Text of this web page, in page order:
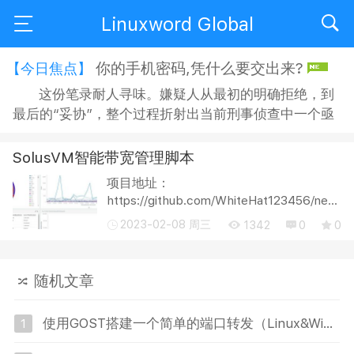
Linuxword Global
【今日焦点】 你的手机密码,凭什么要交出来?
这份笔录耐人寻味。嫌疑人从最初的明确拒绝，到
最后的“妥协”，整个过程折射出当前刑事侦查中一个亟
拒绝？拒绝之后，侦查人员又能采取何种方式“说服”？
在“思想教育”的名义下，嫌疑人的沉默权与隐私权究竟
获得了多大程度的保障？ 智能手机早已不是单纯的通讯
工具，它承...
SolusVM智能带宽管理脚本
项目地址：
https://github.com/WhiteHat123456/
A generic bandwidth smart controller for
2023-02-08 周三 1342 0 0
随机文章
1 使用GOST搭建一个简单的端口转发（Linux&Windows）